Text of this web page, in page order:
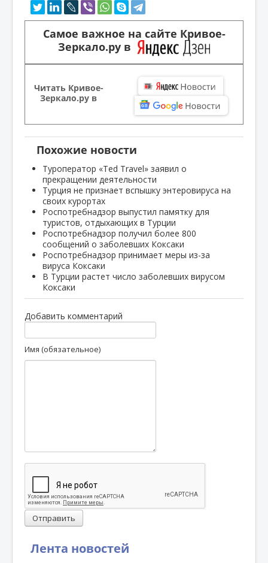
Лента новостей
Самое важное на сайте Кривое-
Зеркало.ру в
Читать Кривое-
Зеркало.ру в
Похожие новости
Туроператор «Ted Travel» заявил о
прекращении деятельности
Турция не признает вспышку энтеровируса на
своих курортах
Роспотребнадзор выпустил памятку для
туристов, отдыхающих в Турции
Роспотребнадзор получил более 800
сообщений о заболевших Коксаки
Роспотребнадзор принимает меры из-за
вируса Коксаки
В Турции растет число заболевших вирусом
Коксаки
Добавить комментарий
Имя (обязательное)
Отправить